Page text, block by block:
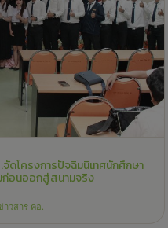
ดโครงการปัจฉิมนิเทศนักศึกษา
อนออกสู่สนามจริง
าวสาร คอ.